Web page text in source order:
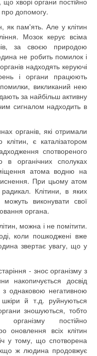
про допомогу.
, як пам'ять. Але у клітин
Мозок керує всіма
, за своєю природою
не робить помилок і
надходять керуючі
і органи працюють
, викликаний нею
за найбільш активну
сигналом надходить в
органів,які отримали
клітин, є каталізатором
спотвореного
в органічних сполуках
атома водню на
. При цьому атом
радикал. Клітини, в яких
можуть виконувати свої
органа.
, можна і не помітити.
, коли пошкоджені вже
звертає увагу, що у
- знос організму з
накопичується
досвід
з однаковою негативною
шкіри й т.д. руйнуються
зношуються, тобто
організму
постійно
оновлення всіх клітин
у тому, що спотворена
ж людина продовжує